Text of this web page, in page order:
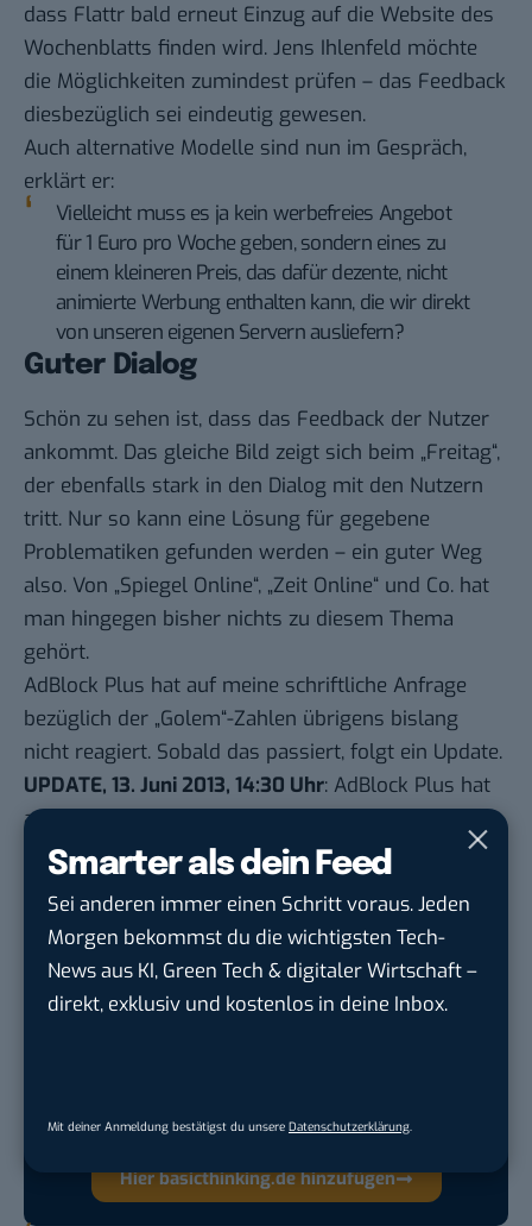
Smarter als dein Feed
Sei anderen immer einen Schritt voraus. Jeden
Morgen bekommst du die wichtigsten Tech-
News aus KI, Green Tech & digitaler Wirtschaft –
direkt, exklusiv und kostenlos in deine Inbox.
Mit deiner Anmeldung bestätigst du unsere Datenschutzerklärung
dass Flattr bald erneut Einzug auf die Website des
Wochenblatts finden wird. Jens Ihlenfeld möchte
die Möglichkeiten zumindest prüfen – das Feedback
diesbezüglich sei eindeutig gewesen.
Auch alternative Modelle sind nun im Gespräch,
erklärt er:
Vielleicht muss es ja kein werbefreies Angebot
für 1 Euro pro Woche geben, sondern eines zu
einem kleineren Preis, das dafür dezente, nicht
animierte Werbung enthalten kann, die wir direkt
von unseren eigenen Servern ausliefern?
Guter Dialog
Schön zu sehen ist, dass das Feedback der Nutzer
ankommt. Das gleiche Bild zeigt sich beim „Freitag“,
der ebenfalls stark in den Dialog mit den Nutzern
tritt. Nur so kann eine Lösung für gegebene
Problematiken gefunden werden – ein guter Weg
also. Von „Spiegel Online“, „Zeit Online“ und Co. hat
man hingegen bisher nichts zu diesem Thema
gehört.
AdBlock Plus hat auf meine schriftliche Anfrage
bezüglich der „Golem“-Zahlen übrigens bislang
nicht reagiert. Sobald das passiert, folgt ein Update.
UPDATE, 13. Juni 2013, 14:30 Uhr: AdBlock Plus hat
auf die Anfrage nun reagiert und folgende
Stellungnahme abgegeben
Google lässt dich jetzt selbst bestimmen,
welche Quellen du in der Suche häufiger
Tech-Journalismus unterstützen. Vielen Dank!
Hier basicthinking.de hinzufügen